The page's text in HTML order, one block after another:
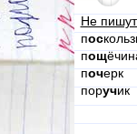
Не
пос
пощ
почерк
поручик